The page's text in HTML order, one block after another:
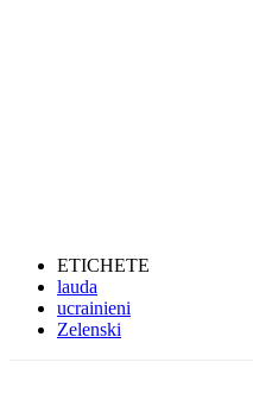
ETICHETE
lauda
ucrainieni
Zelenski